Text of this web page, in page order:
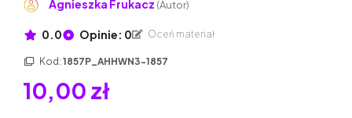
Agnieszka Frukacz (Autor)
0.0 Opinie: 0 Oceń materiał
Kod: 1857P_AHHWN3-1857
10,00 zł